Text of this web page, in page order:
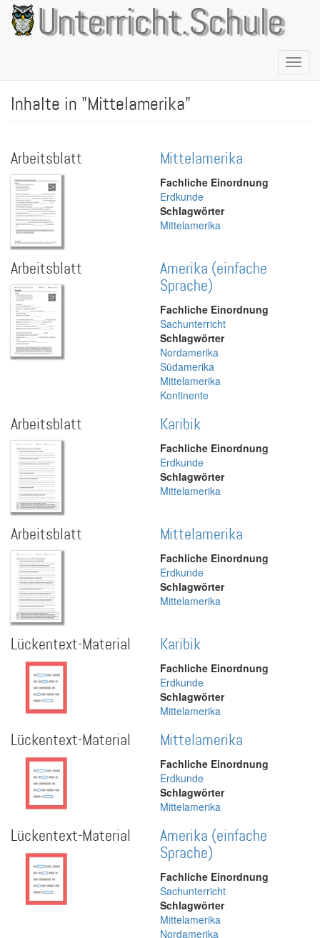
Direkt
zum
Inhalt
Unterricht.Schule
Inhalte in "Mittelamerika"
Arbeitsblatt Mittelamerika
Fachliche Einordnung
Erdkunde
Schlagwörter
Mittelamerika
Arbeitsblatt
Amerika (einfache
Sprache)
Fachliche Einordnung
Sachunterricht
Schlagwörter
Nordamerika
Südamerika
Mittelamerika
Kontinente
Arbeitsblatt Karibik
Fachliche Einordnung
Erdkunde
Schlagwörter
Mittelamerika
Arbeitsblatt Mittelamerika
Fachliche Einordnung
Erdkunde
Schlagwörter
Mittelamerika
Lückentext-Material Karibik
Fachliche Einordnung
Erdkunde
Schlagwörter
Mittelamerika
Lückentext-Material Mittelamerika
Fachliche Einordnung
Erdkunde
Schlagwörter
Mittelamerika
Lückentext-Material
Amerika (einfache
Sprache)
Fachliche Einordnung
Sachunterricht
Schlagwörter
Mittelamerika
Nordamerika